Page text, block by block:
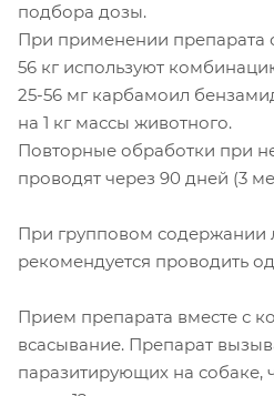
подбора дозы.
При применении препарата
56 кг используют
25-56 мг карбамоил
на 1 кг массы животного.
Повторные обработки при
проводят через 90 дней (3
При групповом содержании
рекомендуется проводить
Прием препарата вместе с
всасывание. Препарат
паразитирующих на собаке,